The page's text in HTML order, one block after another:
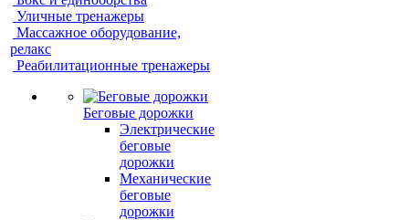
Уличные тренажеры
Массажное оборудование,
релакс
Реабилитационные тренажеры
Беговые дорожки
Электрические
беговые
дорожки
Механические
беговые
дорожки